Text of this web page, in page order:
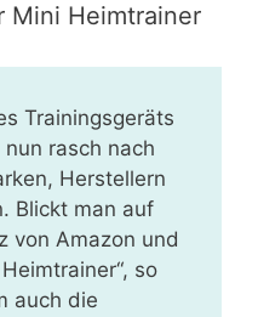
Mini Heimtrainer
Trainingsgeräts
rasch nach
Herstellern
Blickt man auf
von Amazon und
so
auch die